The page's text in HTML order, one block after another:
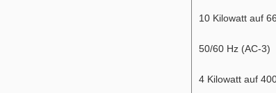
10 Kilowatt auf
50/60 Hz (AC-3)
4 Kilowatt auf